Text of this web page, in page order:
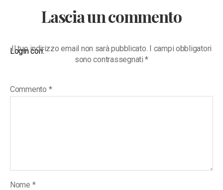
Lascia un commento
Login con:
Il tuo indirizzo email non sarà pubblicato. I campi obbligatori
sono contrassegnati*
Commento *
Nome *